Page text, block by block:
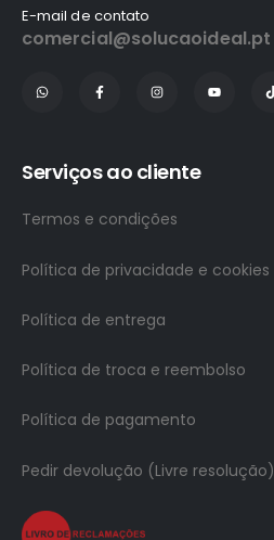
E-mail de contato
comercial@solucaoideal.pt
Serviços ao cliente
Termos e condições
Política de privacidade e cookies
Política de entrega
Política de troca e reembolso
Política de pagamento
Pedir devolução (Livre resolução)